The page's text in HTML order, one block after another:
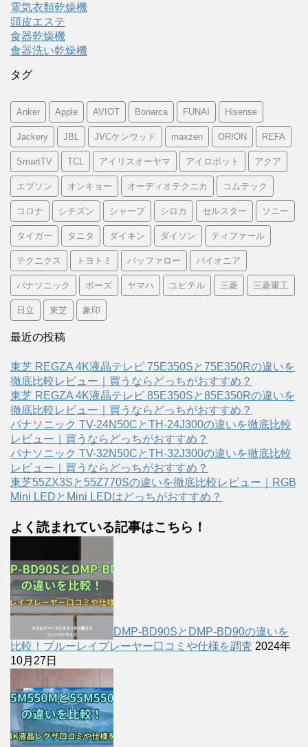
電気衣類乾燥機
頭皮エステ
食器乾燥機
食器洗い乾燥機
タグ
Anker Apple AVIOT Bonarca FUNAI Hisense
Jackery JBL JVCケンウッド maxzen ORION REFA
SmartTV TCL アイリスオーヤマ アイロボット アクア
エプソン オンキョー オーディオテクニカ コムテック
コロナ シチズン シャープ シロカ セルスター ソニー
タイガー タニタ ダイキン ダイソン ティファール
テクニクス トヨトミ バッファロー パイオニア
パナソニック ボーズ ヤマハ ユピテル 三菱 三菱重工
日立 東芝 象印
最近の投稿
東芝 REGZA 4K液晶テレビ 75E350Sと75E350Rの違いを
徹底比較レビュー｜買うならどっちがおすすめ？
東芝 REGZA 4K液晶テレビ 85E350Sと85E350Rの違いを
徹底比較レビュー｜買うならどっちがおすすめ？
パナソニック TV-24N50CとTH-24J300の違いを徹底比較
レビュー｜買うならどっちがおすすめ？
パナソニック TV-32N50CとTH-32J300の違いを徹底比較
レビュー｜買うならどっちがおすすめ？
東芝55ZX3Sと55Z770Sの違いを徹底比較レビュー｜RGB
Mini LEDとMini LEDはどっちがおすすめ？
よく読まれている記事はこちら！
DMP-BD90SとDMP-BD90の違いを
比較！ブルーレイプレーヤー口コミや仕様を調査 2024年
10月27日